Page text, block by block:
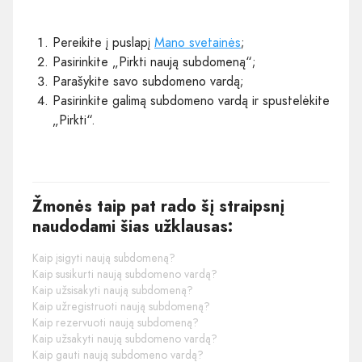
Pereikite į puslapį Mano svetainės;
Pasirinkite „Pirkti naują subdomeną“;
Parašykite savo subdomeno vardą;
Pasirinkite galimą subdomeno vardą ir spustelėkite
„Pirkti“.
Žmonės taip pat rado šį straipsnį
naudodami šias užklausas:
Kaip įsigyti naują subdomeną?
Kaip susikurti naują subdomeno vardą?
Kaip užsisakyti naują subdomeną?
Kaip užregistruoti naują subdomeną?
Kaip rezervuoti naują subdomeną?
Kaip užsakyti naują subdomeno vardą?
Kaip gauti naują subdomeno vardą?